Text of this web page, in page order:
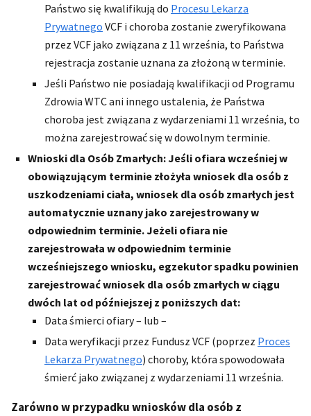
Państwo się kwalifikują do Procesu Lekarza
Prywatnego VCF i choroba zostanie zweryfikowana
przez VCF jako związana z 11 września, to Państwa
rejestracja zostanie uznana za złożoną w terminie.
Jeśli Państwo nie posiadają kwalifikacji od Programu
Zdrowia WTC ani innego ustalenia, że ​​Państwa
choroba jest związana z wydarzeniami 11 września, to
można zarejestrować się w dowolnym terminie.
Wnioski dla Osób Zmarłych: Jeśli ofiara wcześniejw
obowiązującym terminie złożyła wniosek dla osób z
uszkodzeniami ciała, wniosek dla osób zmarłych jest
automatycznie uznany jako zarejestrowany w
odpowiednim terminie. Jeżeli ofiara nie
zarejestrowała w odpowiednim terminie
wcześniejszego wniosku, egzekutor spadku powinien
zarejestrować wniosek dla osób zmarłych w ciągu
dwóch lat od późniejszej z poniższych dat:
Data śmierci ofiary – lub –
Data weryfikacji przez Fundusz VCF (poprzez Proces
Lekarza Prywatnego) choroby, która spowodowała
śmierć jako związanej z wydarzeniami 11 września.
Zarówno w przypadku wniosków dla osób z